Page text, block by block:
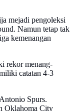
mejadi pengoleksi
Namun tetap tak
kemenangan
rekor menang-
catatan 4-3
Spurs.
Oklahoma City